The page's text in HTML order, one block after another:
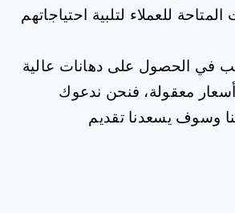
للعملاء لتلبية احتياجاتهم
في الحصول على دهانات عالية
معقولة، فنحن ندعوك
وسوف يسعدنا تقديم